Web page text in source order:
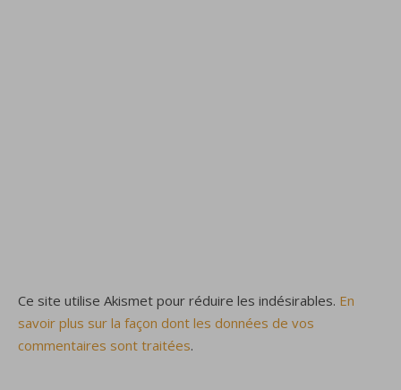
Ce site utilise Akismet pour réduire les indésirables. En
savoir plus sur la façon dont les données de vos
commentaires sont traitées.